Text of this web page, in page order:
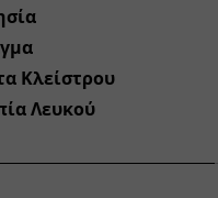
Κλείστρου
Λευκού